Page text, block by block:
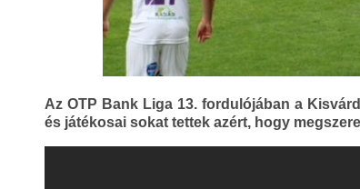
Az OTP Bank Liga 13. fordulójában a
és játékosai sokat tettek azért, hogy